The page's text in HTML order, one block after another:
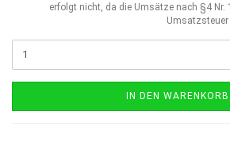
erfolgt nicht, da die Umsätze nach §4 Nr.
IN DEN WARENKORB